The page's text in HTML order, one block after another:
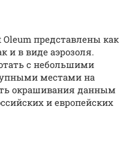
представлены как
и в виде аэрозоля.
с небольшими
местами на
окрашивания данным
и европейских